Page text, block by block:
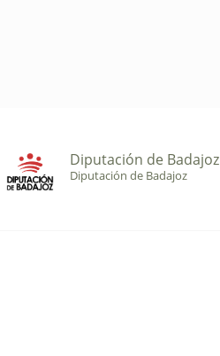
Diputación de Badajoz
Diputación de Badajoz